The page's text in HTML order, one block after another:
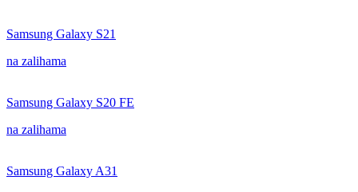
Samsung Galaxy S21
na zalihama
Samsung Galaxy S20 FE
na zalihama
Samsung Galaxy A31